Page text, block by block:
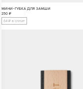
МИНИ-ГУБКА ДЛЯ ЗАМШИ
250 ₽
64 ₽ в сплит